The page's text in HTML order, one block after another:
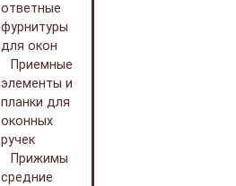
ответные
фурнитуры
для окон
Приемные
элементы и
планки для
оконных
ручек
Прижимы
средние